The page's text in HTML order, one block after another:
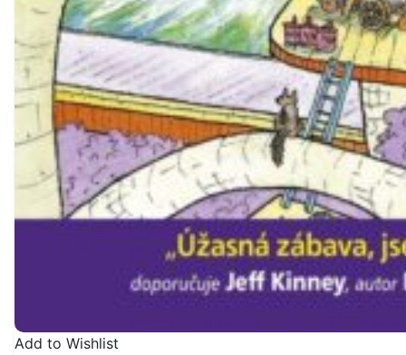
Add to Wishlist